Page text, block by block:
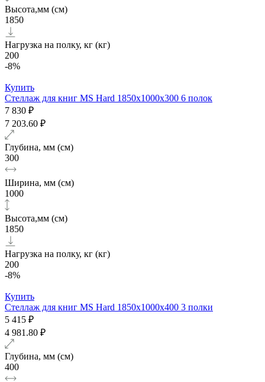
Высота,мм (см)
1850
Нагрузка на полку, кг (кг)
200
-8%
Купить
Стеллаж для книг MS Hard 1850х1000x300 6 полок
7 830 ₽
7 203.60 ₽
Глубина, мм (см)
300
Ширина, мм (см)
1000
Высота,мм (см)
1850
Нагрузка на полку, кг (кг)
200
-8%
Купить
Стеллаж для книг MS Hard 1850х1000x400 3 полки
5 415 ₽
4 981.80 ₽
Глубина, мм (см)
400